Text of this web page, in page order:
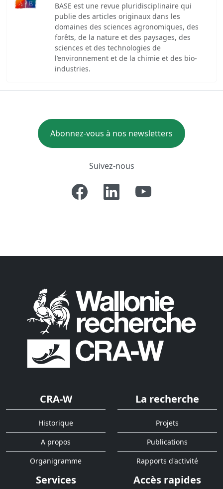
BASE est une revue pluridisciplinaire qui
publie des articles originaux dans les
domaines des sciences agronomiques, des
forêts, de la nature et des paysages, des
sciences et des technologies de
l’environnement et de la chimie et des bio-
industries.
Abonnez-vous à nos newsletters
Suivez-nous
CRA-W
Historique
A propos
Organigramme
La recherche
Projets
Publications
Rapports d'activité
Services Accès rapides